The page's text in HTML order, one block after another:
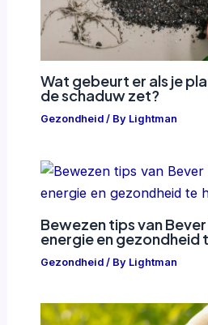
Wat gebeurt er als je
de schaduw zet?
Gezondheid/ By Lightman
Bewezen tips van
energie en gezondheid
Gezondheid/ By Lightman